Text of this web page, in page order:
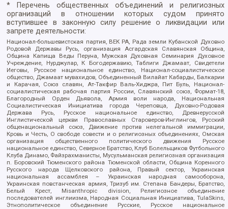
* Перечень общественных объединений и религиозных
организаций в отношении которых судом принято
вступившее в законную силу решение о ликвидации или
запрете деятельности:
Национал-большевистская партия, ВЕК РА, Рада земли Кубанской Духовно
Родовой Державы Русь, организация Асгардская Славянская Община,
Община Капища Веды Перуна, Мужская Духовная Семинария Духовное
Учреждение, Нурджулар, К Богодержавию, Таблиги Джамаат, Свидетели
Иеговы, Русское национальное единство, Национал-социалистическое
общество, Джамаат мувахидов, Объединенный Вилайат Кабарды, Балкарии
и Карачая, Союз славян, Ат-Такфир Валь-Хиджра, Пит Буль, Национал-
социалистическая рабочая партия России, Славянский союз, Формат-18,
Благородный Орден Дьявола, Армия воли народа, Национальная
Социалистическая Инициатива города Череповца, Духовно-Родовая
Держава Русь, Русское национальное единство, Древнерусской
Инглистической церкви Православных Староверов-Инглингов, Русский
общенациональный союз, Движение против нелегальной иммиграции,
Кровь и Честь, О свободе совести и о религиозных объединениях, Омская
организация общественного политического движения Русское
национальное единство, Северное Братство, Клуб Болельщиков Футбольного
Клуба Динамо, Файзрахманисты, Мусульманская религиозная организация
п. Боровский Тюменского района Тюменской области, Община Коренного
Русского народа Щелковского района, Правый сектор, Украинская
национальная ассамблея – Украинская народная самооборона,
Украинская повстанческая армия, Тризуб им. Степана Бандеры, Братство,
Белый Крест, Misanthropic division, Религиозное объединение
последователей инглиизма, Народная Социальная Инициатива, TulaSkins,
Этнополитическое объединение Русские, Русское национальное